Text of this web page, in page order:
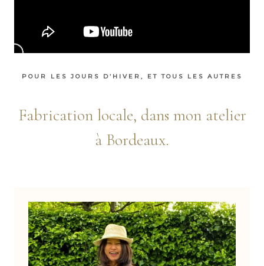
POUR LES JOURS D’HIVER, ET TOUS LES AUTRES
Fabrication locale, dans mon atelier
à Bordeaux.